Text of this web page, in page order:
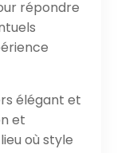
répondre
élégant et
et
où style